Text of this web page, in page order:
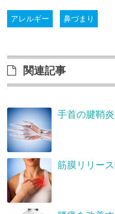
アレルギー 鼻づまり
関連記事
手首の腱鞘
筋膜リリー